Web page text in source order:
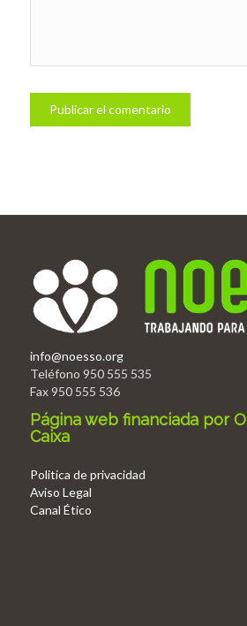
info@noesso.org
Teléfono 950 555 535
Fax 950 555 536
Página web financiada por
Caixa
Politica de privacidad
Aviso Legal
Canal Ético